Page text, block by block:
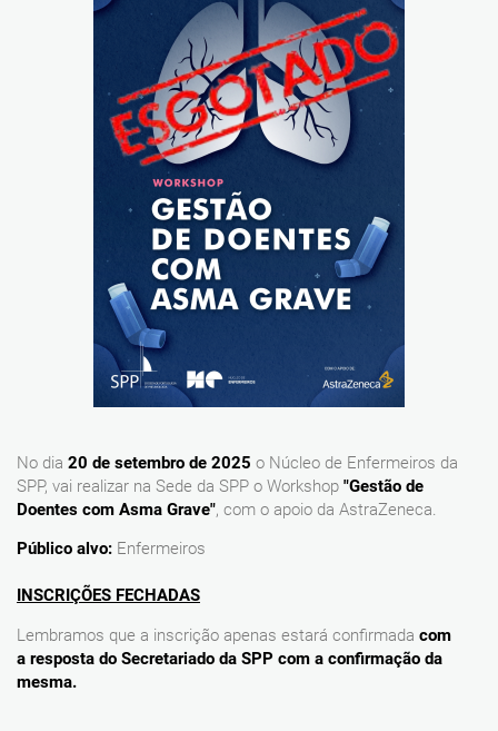
No dia 20 de setembro de 2025 o Núcleo de Enfermeiros da
SPP, vai realizar na Sede da SPP o Workshop "Gestão de
Doentes com Asma Grave", com o apoio da AstraZeneca.
Público alvo: Enfermeiros
INSCRIÇÕES FECHADAS
Lembramos que a inscrição apenas estará confirmada com
a resposta do Secretariado da SPP com a confirmação da
mesma.